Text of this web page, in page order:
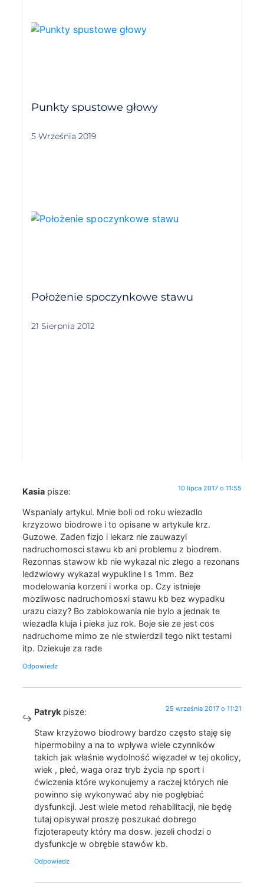
Punkty spustowe głowy
5 Września 2019
Położenie spoczynkowe stawu
21 Sierpnia 2012
Kasia pisze: 10 lipca 2017 o 11:55
Wspanialy artykul. Mnie boli od roku wiezadlo
krzyzowo biodrowe i to opisane w artykule krz.
Guzowe. Zaden fizjo i lekarz nie zauwazyl
nadruchomosci stawu kb ani problemu z biodrem.
Rezonnas stawow kb nie wykazal nic zlego a rezonans
ledzwiowy wykazal wypukline l s 1mm. Bez
modelowania korzeni i worka op. Czy istnieje
mozliwosc nadruchomosxi stawu kb bez wypadku
urazu ciazy? Bo zablokowania nie bylo a jednak te
wiezadla kluja i pieka juz rok. Boje sie ze jest cos
nadruchome mimo ze nie stwierdzil tego nikt testami
itp. Dziekuje za rade
Odpowiedz
Patryk pisze: 25 września 2017 o 11:21
Staw krzyżowo biodrowy bardzo często staję się
hipermobilny a na to wpływa wiele czynników
takich jak właśnie wydolność więzadeł w tej okolicy,
wiek , płeć, waga oraz tryb życia np sport i
ćwiczenia które wykonujemy a raczej których nie
powinno się wykonywać aby nie pogłębiać
dysfunkcji. Jest wiele metod rehabilitacji, nie będę
tutaj opisywał proszę poszukać dobrego
fizjoterapeuty który ma dosw. jezeli chodzi o
dysfunkcje w obrębie stawów kb.
Odpowiedz